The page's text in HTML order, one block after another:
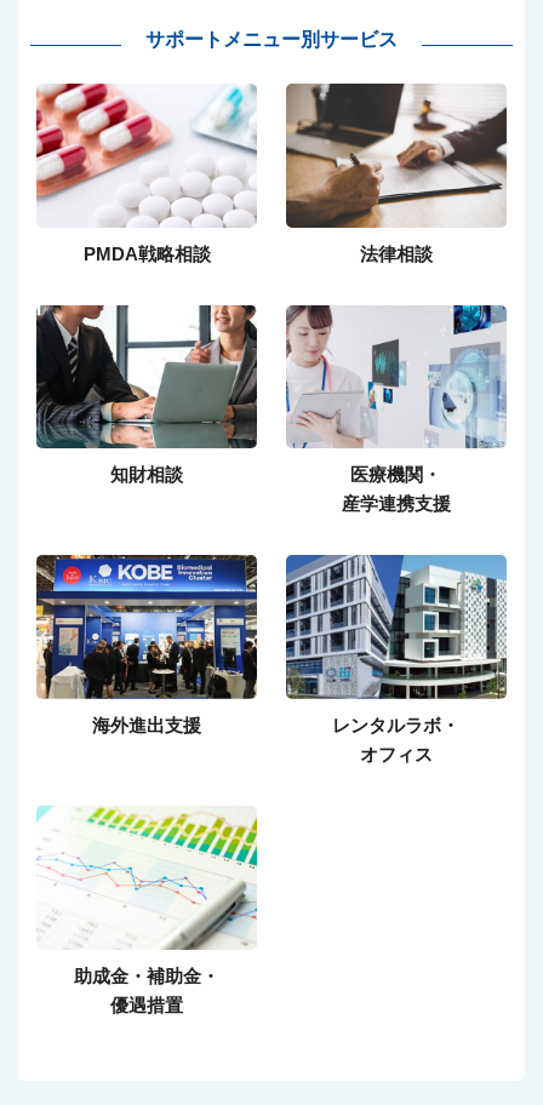
サポートメニュー別サービス
PMDA戦略相談 法律相談
知財相談
医療機関・
産学連携支援
海外進出支援
レンタルラボ・
オフィス
助成金・補助金・
優遇措置